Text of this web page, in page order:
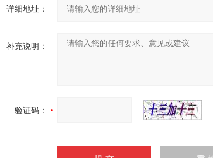
详细地址：
补充说明：
验证码：